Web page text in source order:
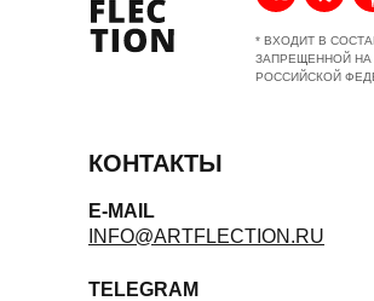
КОНТАКТЫ
E-MAIL
INFO@ARTFLECTION.RU
TELEGRAM
* ВХОДИТ В СОСТАВ
ЗАПРЕЩЕННОЙ НА
РОССИЙСКОЙ